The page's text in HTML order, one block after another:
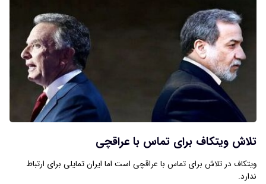
تلاش ویتکاف برای تماس با عراقچی
ویتکاف در تلاش برای تماس با عراقچی است اما ایران تمایلی برای ارتباط
ندارد.